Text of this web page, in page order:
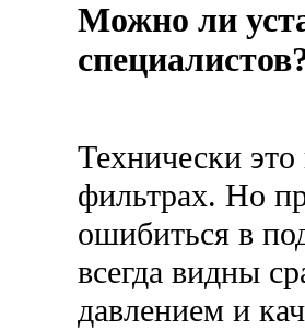
Можно ли
Технически
фильтрах. Но
ошибиться в
всегда видны
давлением и